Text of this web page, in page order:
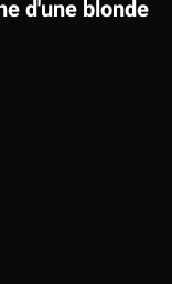
d'une blonde